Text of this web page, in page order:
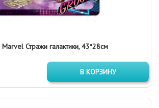
Стражи галактики, 43*28см
В КОРЗИНУ